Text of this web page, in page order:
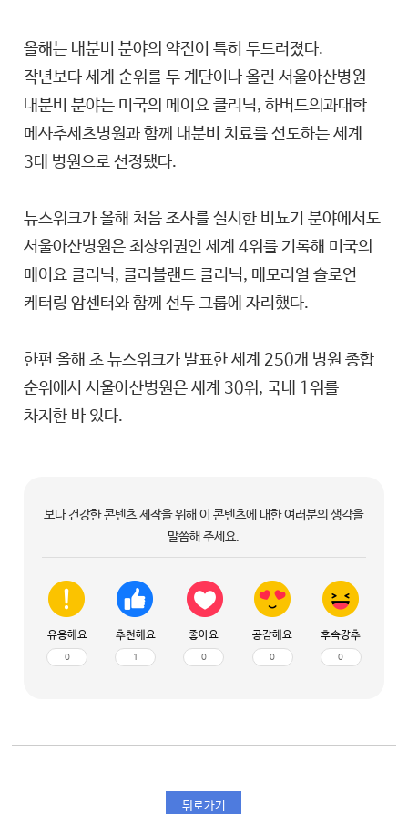
올해는 내분비 분야의 약진이 특히 두드러졌다.
작년보다 세계 순위를 두 계단이나 올린 서울아산병원
내분비 분야는 미국의 메이요 클리닉, 하버드의과대학
메사추세츠병원과 함께 내분비 치료를 선도하는 세계
3대 병원으로 선정됐다.
뉴스위크가 올해 처음 조사를 실시한 비뇨기 분야에서도
서울아산병원은 최상위권인 세계 4위를 기록해 미국의
메이요 클리닉, 클리블랜드 클리닉, 메모리얼 슬로언
케터링 암센터와 함께 선두 그룹에 자리했다.
한편 올해 초 뉴스위크가 발표한 세계 250개 병원 종합
순위에서 서울아산병원은 세계 30위, 국내 1위를
차지한 바 있다.
보다 건강한 콘텐츠 제작을 위해 이 콘텐츠에 대한 여러분의 생각을
말씀해 주세요.
유용해요
0
추천해요
1
좋아요
0
공감해요
0
후속강추
0
뒤로가기